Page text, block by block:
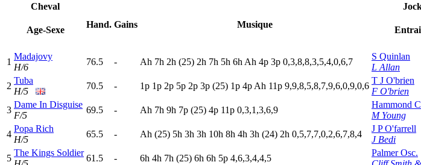
Cheval
Age-Sexe
Hand. Gains Musique
1
Madajovy
H/6
76.5 - Ah 7h 2h (25) 2h 7h 5h 6h Ah 4p 3p 0,3,8,8,3,5,4,0,6,7
S Quinlan
L Allan
2
Tuba
H/5
70.5 - 1p 1p 2p 5p 2p 3p (25) 1p 4p Ah 11p 9,9,8,5,8,7,9,6,0,9,0,6
T J O'brien
F O'brien
3
Dame In Disguise
F/5
69.5 - Ah 7h 9h 7p (25) 4p 11p 0,3,1,3,6,9
Hammond
M Young
4
Popa Rich
H/5
65.5 - Ah (25) 5h 3h 3h 10h 8h 4h 3h (24) 2h 0,5,7,7,0,2,6,7,8,4
J P O'farrell
J Bedi
5
The Kings Soldier
61.5 - 6h 4h 7h (25) 6h 6h 5p 4,6,3,4,4,5
Palmer Osc.